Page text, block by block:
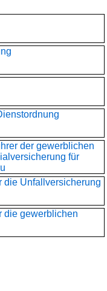
der gewerblichen
für
die Unfallversicherung
die gewerblichen